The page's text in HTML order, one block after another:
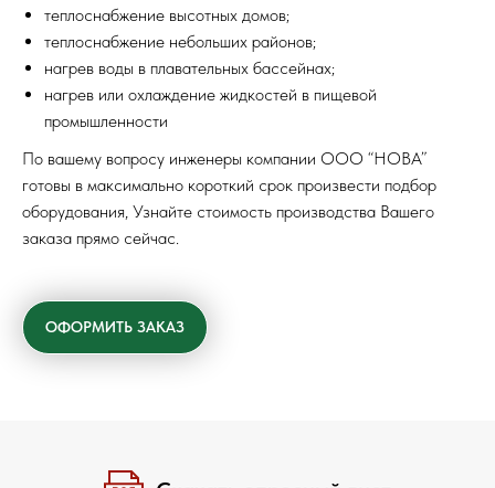
теплоснабжение высотных домов;
теплоснабжение небольших районов;
нагрев воды в плавательных бассейнах;
нагрев или охлаждение жидкостей в пищевой
промышленности
По вашему вопросу инженеры компании ООО “НОВА”
готовы в максимально короткий срок произвести подбор
оборудования, Узнайте стоимость производства Вашего
заказа прямо сейчас.
ОФОРМИТЬ ЗАКАЗ